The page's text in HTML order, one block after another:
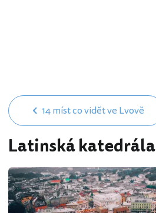
14 míst co vidět ve Lvově
Latinská katedrála